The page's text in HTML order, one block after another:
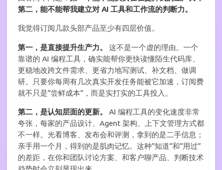
第二，能不能帮我建立对 AI 工具和工作流的判断力。
我觉得订阅几款头部产品至少有四层价值。
第一，是直接提升生产力。
这不是一个虚的理由。一个
靠谱的 AI 编程工具，确实能帮你更快读懂陌生代码库、
更稳地改跨文件需求、更省力地写测试、补文档、做调
研。只要你每周有几次真实开发任务能被它加速，订阅费
就不只是”尝鲜成本”，而是实打实的工具投入。
第二，是认知层面的更新。
AI 编程工具的变化速度非常
夸张，每家的产品设计、Agent 架构、上下文管理方式都
不一样。光看博客、发布会和评测，拿到的是二手信息；
亲手用一个月，得到的是肌肉记忆。这种”知道”和”用过”
的差距，在你和团队讨论方案、和客户聊产品、判断技术